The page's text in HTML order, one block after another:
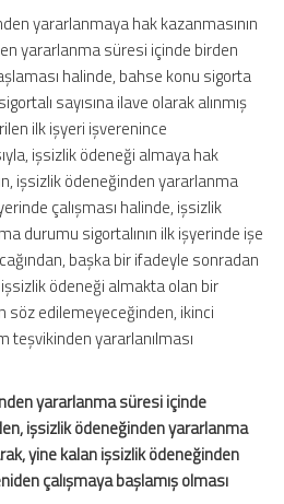
yararlanmaya hak kazanmasının
yararlanma süresi içinde birden
halinde, bahse konu sigorta
sayısına ilave olarak alınmış
ilk işyeri işverenince
işsizlik ödeneği almaya hak
işsizlik ödeneğinden yararlanma
çalışması halinde, işsizlik
durumu sigortalının ilk işyerinde işe
başka bir ifadeyle sonradan
işsizlik ödeneği almakta olan bir
söz edilemeyeceğinden, ikinci
teşvikinden yararlanılması
yararlanma süresi içinde
işsizlik ödeneğinden yararlanma
yine kalan işsizlik ödeneğinden
çalışmaya başlamış olması